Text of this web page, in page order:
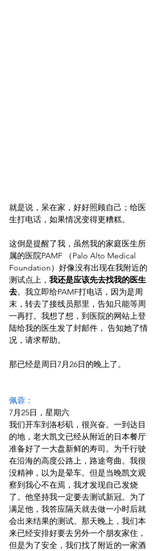
就是说，呆在家，好好照顾自己；给医
生打电话，如果情况变得更糟糕。
这倒是提醒了我，虽然我的家庭医生所
属的医院PAMF （Palo Alto Medical
Foundation）好像没有出现在我附近的
测试点上， 我还是应该先去找我的医生
去。我立即给PAMF打电话，因为是周
末，转去了接线员那里，告知只能等周
一再打。我想了想，到医院的网站上登
陆给我的医生发了封邮件， 告知她了情
况，请求帮助。
那已经是周日7月26日的晚上了。
佩蓉：
7月25日，星期六
我们开车到洛杉矶，很兴奋。一到达目
的地，老大凯文已经从附近的日本餐厅
准备好了一大盘新鲜的寿司。为千行驶
在沿海的高度公路上，路途弯曲。我很
没精神，以为是晕车。但是当晚凯文观
察到我心不在焉，我才发现自己发烧
了。他坚持我一定要去测试新冠。为了
满足他，我答应隔天就去做一小时后就
会出来结果的测试。那天晚上，我们本
来已经安排好要去另外一个朋友家住，
但是为了安全，我们找了附近的一家酒